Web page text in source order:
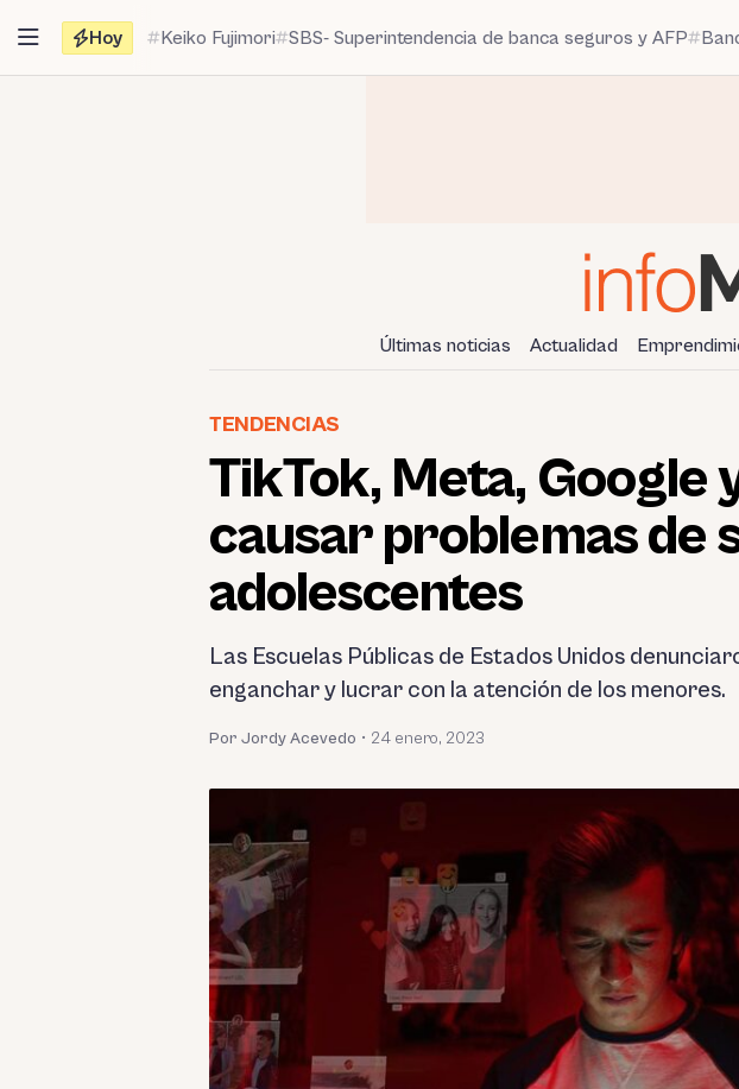
contenido
Hoy Keiko Fujimori SBS- Superintendencia de banca seguros y AFP
Últimas noticias Actualidad
TENDENCIAS
TikTok, Meta, Google
causar problemas de
adolescentes
Las Escuelas Públicas de Estados Unidos
enganchar y lucrar con la atención de los menores.
Por Jordy Acevedo • 24 enero, 2023